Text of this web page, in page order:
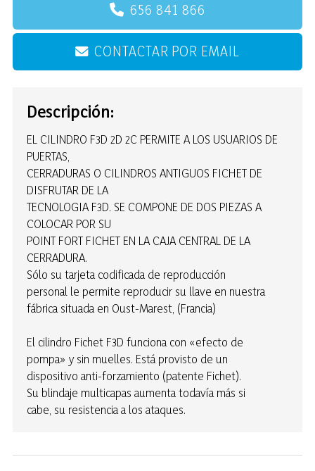
656 841 866
CONTACTAR POR EMAIL
Descripción:
EL CILINDRO F3D 2D 2C PERMITE A LOS USUARIOS DE
PUERTAS,
CERRADURAS O CILINDROS ANTIGUOS FICHET DE
DISFRUTAR DE LA
TECNOLOGIA F3D. SE COMPONE DE DOS PIEZAS A
COLOCAR POR SU
POINT FORT FICHET EN LA CAJA CENTRAL DE LA
CERRADURA.
Sólo su tarjeta codificada de reproducción
personal le permite reproducir su llave en nuestra
fábrica situada en Oust-Marest, (Francia)
El cilindro Fichet F3D funciona con «efecto de
pompa» y sin muelles. Está provisto de un
dispositivo anti-forzamiento (patente Fichet).
Su blindaje multicapas aumenta todavía más si
cabe, su resistencia a los ataques.